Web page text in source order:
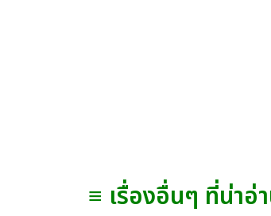
≡ เรื่องอื่นๆ ที่น่าอ่